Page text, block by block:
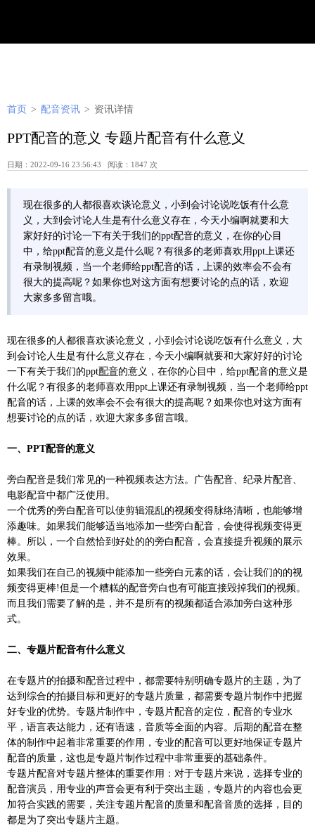
首页 > 配音资讯 > 资讯详情
PPT配音的意义 专题片配音有什么意义
日期：2022-09-16 23:56:43 阅读：1847 次
现在很多的人都很喜欢谈论意义，小到会讨论说吃饭有什么意
义，大到会讨论人生是有什么意义存在，今天小编啊就要和大
家好好的讨论一下有关于我们的ppt配音的意义，在你的心目
中，给ppt配音的意义是什么呢？有很多的老师喜欢用ppt上课还
有录制视频，当一个老师给ppt配音的话，上课的效率会不会有
很大的提高呢？如果你也对这方面有想要讨论的点的话，欢迎
大家多多留言哦。
现在很多的人都很喜欢谈论意义，小到会讨论说吃饭有什么意义，大
到会讨论人生是有什么意义存在，今天小编啊就要和大家好好的讨论
一下有关于我们的ppt配音的意义，在你的心目中，给ppt配音的意义是
什么呢？有很多的老师喜欢用ppt上课还有录制视频，当一个老师给ppt
配音的话，上课的效率会不会有很大的提高呢？如果你也对这方面有
想要讨论的点的话，欢迎大家多多留言哦。
一、PPT配音的意义
旁白配音是我们常见的一种视频表达方法。广告配音、纪录片配音、
电影配音中都广泛使用。
一个优秀的旁白配音可以使剪辑混乱的视频变得脉络清晰，也能够增
添趣味。如果我们能够适当地添加一些旁白配音，会使得视频变得更
棒。所以，一个自然恰到好处的的旁白配音，会直接提升视频的展示
效果。
如果我们在自己的视频中能添加一些旁白元素的话，会让我们的的视
频变得更棒!但是一个糟糕的配音旁白也有可能直接毁掉我们的视频。
而且我们需要了解的是，并不是所有的视频都适合添加旁白这种形
式。
二、专题片配音有什么意义
在专题片的拍摄和配音过程中，都需要特别明确专题片的主题，为了
达到综合的拍摄目标和更好的专题片质量，都需要专题片制作中把握
好专业的优势。专题片制作中，专题片配音的定位，配音的专业水
平，语言表达能力，还有语速，音质等全面的内容。后期的配音在整
体的制作中起着非常重要的作用，专业的配音可以更好地保证专题片
配音的质量，这也是专题片制作过程中非常重要的基础条件。
专题片配音对专题片整体的重要作用：对于专题片来说，选择专业的
配音演员，用专业的声音会更有利于突出主题，专题片的内容也会更
加符合实践的需要，关注专题片配音的质量和配音音质的选择，目的
都是为了突出专题片主题。